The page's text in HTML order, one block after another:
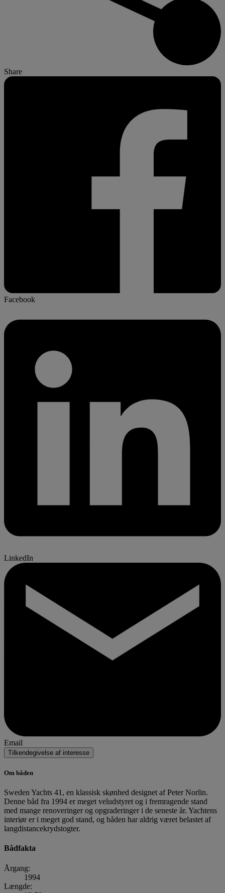
Share
Facebook
LinkedIn
Email
Tilkendegivelse af interesse
Om båden
Sweden Yachts 41, en klassisk skønhed designet af Peter Norlin.
Denne båd fra 1994 er meget veludstyret og i fremragende stand
med mange renoveringer og opgraderinger i de seneste år. Yachtens
interiør er i meget god stand, og båden har aldrig været belastet af
langdistancekrydstogter.
Bådfakta
Årgang:
1994
Længde: